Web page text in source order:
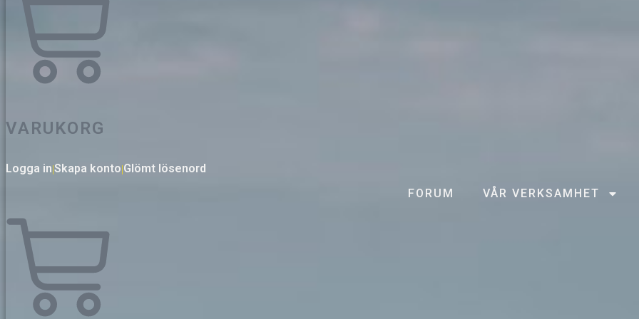
VARUKORG
Logga in|Skapa konto|Glömt lösenord
FORUM
VÅR VERKSAMHET